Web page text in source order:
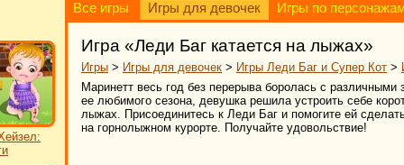
Все игры Игры для девочек Игры по
Игра «Леди Баг катается на лыжах»
Игры > Игры для девочек > Игры Леди Баг и Супер Кот >
Маринетт весь год без перерыва боролась с
ее любимого сезона, девушка решила устроить себе
лыжах. Присоединитесь к Леди Баг и помогите ей
на горнолыжном курорте. Получайте удовольствие!